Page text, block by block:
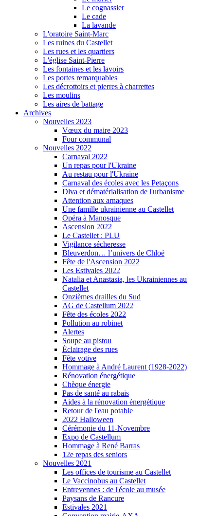
Le cognassier
Le cade
La lavande
L'oratoire Saint-Marc
Les ruines du Castellet
Les rues et les quartiers
L'église Saint-Pierre
Les fontaines et les lavoirs
Les portes remarquables
Les décrottoirs et pierres à charrettes
Les moulins
Les aires de battage
Archives
Nouvelles 2023
Vœux du maire 2023
Four communal
Nouvelles 2022
Carnaval 2022
Un repas pour l'Ukraine
Au restau pour l'Ukraine
Carnaval des écoles avec les Petaçons
Dlva et dématérialisation de l'urbanisme
Attention aux arnaques
Une famille ukrainienne au Castellet
Opéra à Manosque
Ascension 2022
Le Castellet : PLU
Vigilance sécheresse
Bleuverdon… l’univers de Chloé
Fête de l'Ascension 2022
Les Estivales 2022
Natalia et Anastasia, les Ukrainiennes au
Castellet
Onzièmes drailles du Sud
AG de Castellum 2022
Fête des écoles 2022
Pollution au robinet
Alertes
Soupe au pistou
Éclairage des rues
Fête votive
Hommage à André Laurent (1928-2022)
Rénovation énergétique
Chèque énergie
Pas de santé au rabais
Aides à la rénovation énergétique
Retour de l'eau potable
2022 Halloween
Cérémonie du 11-Novembre
Expo de Castellum
Hommage à René Barras
12e repas des seniors
Nouvelles 2021
Les offices de tourisme au Castellet
Le Vaccinobus au Castellet
Entrevennes : de l'école au musée
Paysans de Rancure
Estivales 2021